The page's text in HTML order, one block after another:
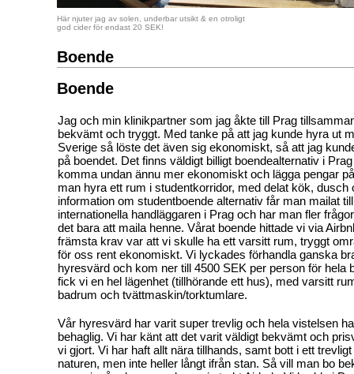
Här njuter jag av solen, underbar utsikt & en otroligt
god cider för endast 20 SEK!
Boende
Boende
Jag och min klinikpartner som jag åkte till Prag
bekvämt och tryggt. Med tanke på att jag kunde hyra ut
Sverige så löste det även sig ekonomiskt, så att jag
på boendet. Det finns väldigt billigt boendealternativ i
komma undan ännu mer ekonomiskt och lägga pengar
man hyra ett rum i studentkorridor, med delat kök, dusch
information om studentboende alternativ får man mailat
internationella handläggaren i Prag och har man fler
det bara att maila henne. Vårat boende hittade vi via
främsta krav var att vi skulle ha ett varsitt rum, tryggt
för oss rent ekonomiskt. Vi lyckades förhandla ganska
hyresvärd och kom ner till 4500 SEK per person för hela
fick vi en hel lägenhet (tillhörande ett hus), med varsitt
badrum och tvättmaskin/torktumlare.
Vår hyresvärd har varit super trevlig och hela vistelsen
behaglig. Vi har känt att det varit väldigt bekvämt och
vi gjort. Vi har haft allt nära tillhands, samt bott i ett
naturen, men inte heller långt ifrån stan. Så vill man bo